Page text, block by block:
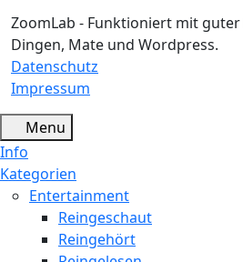
ZoomLab - Funktioniert mit
Dingen, Mate und Wordpress.
Datenschutz
Impressum
Menu
Info
Kategorien
Entertainment
Reingeschaut
Reingehört